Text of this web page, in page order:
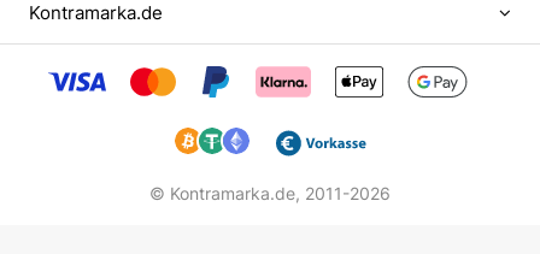
Kontramarka.de
© Kontramarka.de, 2011-2026